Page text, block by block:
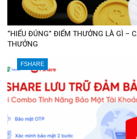
“HIỂU ĐÚNG” ĐIỂM THƯỞNG LÀ GÌ –
THƯỞNG
FSHARE